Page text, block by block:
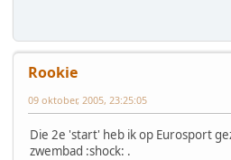
Rookie
09 oktober, 2005, 23:25:05
Die 2e 'start' heb ik op Eurosport
zwembad :shock: .